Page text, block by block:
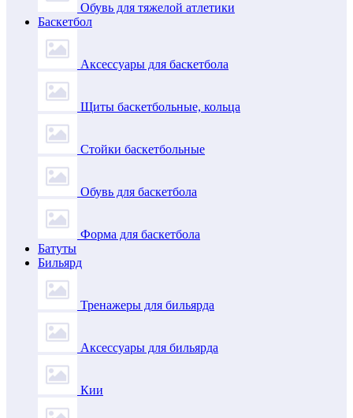
Обувь для тяжелой атлетики
Баскетбол
Аксессуары для баскетбола
Щиты баскетбольные, кольца
Стойки баскетбольные
Обувь для баскетбола
Форма для баскетбола
Батуты
Бильярд
Тренажеры для бильярда
Аксессуары для бильярда
Кии